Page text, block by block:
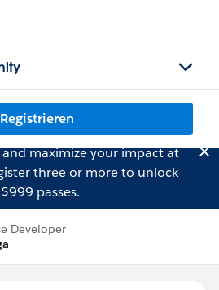
Registrieren
maximize your impact at
three or more to unlock
$999 passes.
Developer